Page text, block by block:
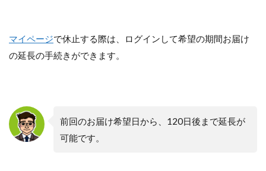
マイページで休止する際は、ログインして希望の期間お届け
の延長の手続きができます。
前回のお届け希望日から、120日後まで延長が
可能です。